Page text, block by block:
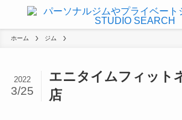
ホーム ジム
エニタイムフィット
店
2022
3/25